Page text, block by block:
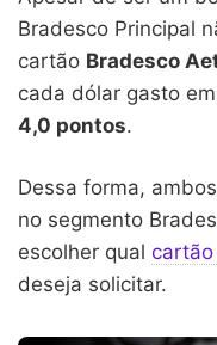
Bradesco Principal
cartão Bradesco
cada dólar gasto
4,0 pontos.
Dessa forma,
no segmento
escolher qual
deseja solicitar.